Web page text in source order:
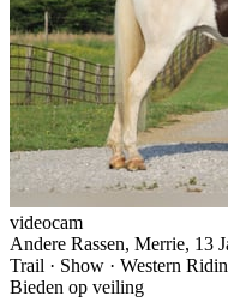
videocam
Andere Rassen, Merrie, 13
Trail · Show · Western
Bieden op veiling